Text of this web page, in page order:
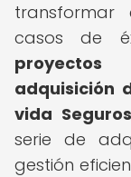
transformar
casos de
adquisición
vida
serie de
gestión